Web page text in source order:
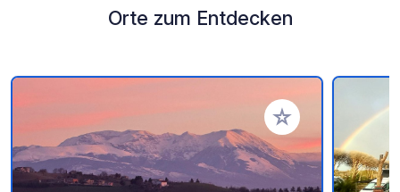
Orte zum Entdecken
Zu Ihren Favoriten